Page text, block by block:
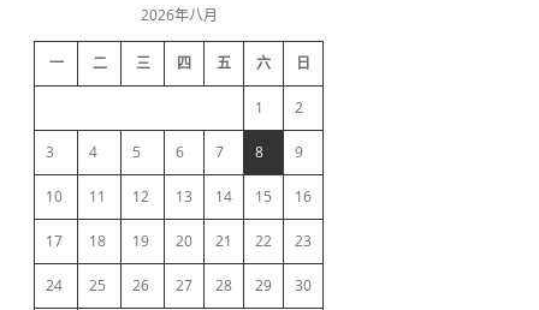
a
b
n
r
o
p
d
b
a
r
2026年八月
一 二 三 四 五 六 日
1 2
3 4 5 6 7 8 9
10 11 12 13 14 15 16
17 18 19 20 21 22 23
24 25 26 27 28 29 30